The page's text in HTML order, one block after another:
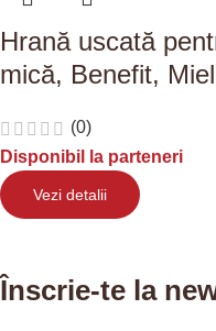
Hrană uscată
mică, Benefit,
(0)
Disponibil la parteneri
Vezi detalii
Înscrie-te la